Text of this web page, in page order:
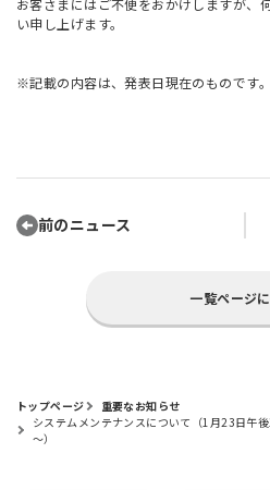
お客さまにはご不便をおかけしますが、
い申し上げます。
※記載の内容は、発表日現在のものです。
前のニュース
一覧ページ
トップページ
重要なお知らせ
システムメンテナンスについて（1月23日午
～）